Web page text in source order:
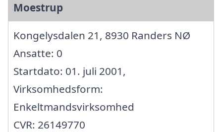
Moestrup
Kongelysdalen 21, 8930 Randers NØ
Ansatte: 0
Startdato: 01. juli 2001,
Virksomhedsform:
Enkeltmandsvirksomhed
CVR: 26149770